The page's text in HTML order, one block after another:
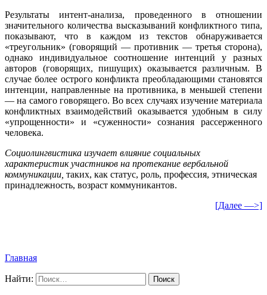
Результаты интент-анализа, проведенного в отношении
значительного количества высказываний конфликтного типа,
показывают, что в каждом из текстов обнаруживается
«треугольник» (говорящий — противник — третья сторона),
однако индивидуальное соотношение интенций у разных
авторов (говорящих, пишущих) оказывается различным. В
случае более острого конфликта преобладающими становятся
интенции, направленные на противника, в меньшей степени
— на самого говорящего. Во всех случаях изучение материала
конфликтных взаимодействий оказывается удобным в силу
«упрощенности» и «суженности» сознания рассерженного
человека.
Социолингвистика изучает влияние социальных
характеристик участников на протекание вербальной
коммуникации, таких, как статус, роль, профессия, этническая
принадлежность, возраст коммуникантов.
[Далее —>]
Главная
Найти: